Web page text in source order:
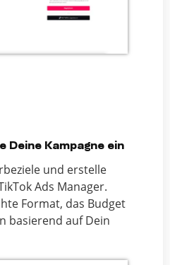
Kampagne ein
und erstelle
Ads Manager.
Format, das Budget
basierend auf Dein